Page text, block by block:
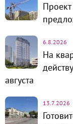
6.8.2026
На
августа
13.7.2026